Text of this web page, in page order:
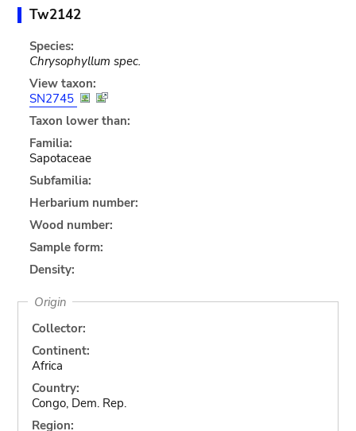
Tw2142
Species:
Chrysophyllum spec.
View taxon:
SN2745
Taxon lower than:
Familia:
Sapotaceae
Subfamilia:
Herbarium number:
Wood number:
Sample form:
Density:
Origin
Collector:
Continent:
Africa
Country:
Congo, Dem. Rep.
Region: